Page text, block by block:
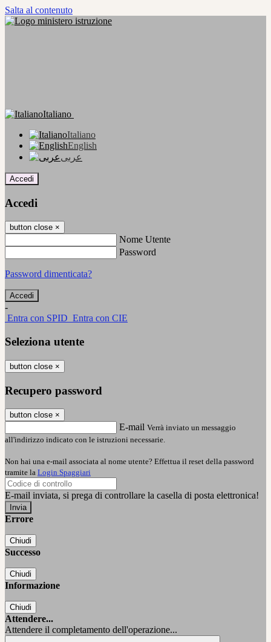
Salta al contenuto
Italiano
Italiano
English
عربى
Accedi
Accedi
button close ×
Nome Utente
Password
Password dimenticata?
-
Entra con SPID Entra con CIE
Seleziona utente
button close ×
Recupero password
button close ×
E-mail Verrà inviato un messaggio
all'indirizzo indicato con le istruzioni necessarie.
Non hai una e-mail associata al nome utente? Effettua il reset della password
tramite la Login Spaggiari
E-mail inviata, si prega di controllare la casella di posta elettronica!
Errore
Chiudi
Successo
Chiudi
Informazione
Chiudi
Attendere...
Attendere il completamento dell'operazione...